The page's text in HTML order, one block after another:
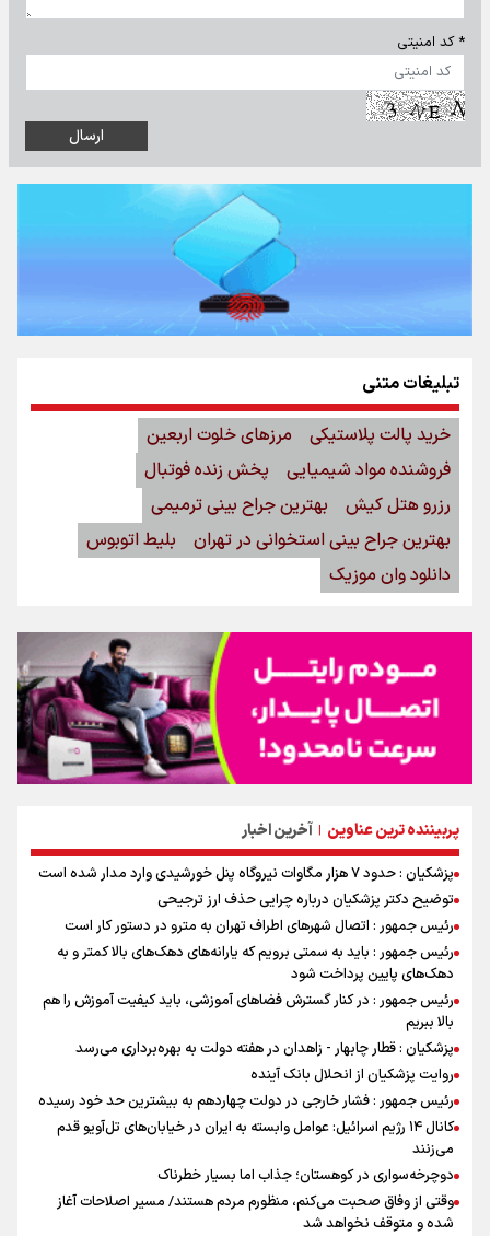
* کد امنیتی
پربیننده ترین عناوین | آخرین اخبار
پزشکیان : حدود ۷ هزار مگاوات نیروگاه پنل خورشیدی وارد مدار شده است
توضیح دکتر پزشکیان درباره چرایی حذف ارز ترجیحی
رئیس جمهور : اتصال شهرهای اطراف تهران به مترو در دستور کار است
رئیس جمهور : باید به سمتی برویم که یارانه‌های دهک‌های بالا کمتر و به
دهک‌های پایین پرداخت شود
رئیس جمهور : در کنار گسترش فضاهای آموزشی، باید کیفیت آموزش را هم
بالا ببریم
پزشکیان : قطار چابهار - زاهدان در هفته دولت به بهره‌برداری می‌رسد
روایت پزشکیان از انحلال بانک آینده
رئیس جمهور : فشار خارجی در دولت چهاردهم به بیشترین حد خود رسیده
کانال ۱۴ رژیم اسرائیل: عوامل وابسته به ایران در خیابان‌های تل‌آویو قدم
می‌زنند
دوچرخه‌سواری در کوهستان؛ جذاب اما بسیار خطرناک
وقتی از وفاق صحبت می‌کنم، منظورم مردم هستند/ مسیر اصلاحات آغاز
شده و متوقف نخواهد شد
تبلیغات متنی
خرید پالت پلاستیکی
مرزهای خلوت اربعین
فروشنده مواد شیمیایی
پخش زنده فوتبال
رزرو هتل کیش
بهترین جراح بینی ترمیمی
بهترین جراح بینی استخوانی در تهران
بلیط اتوبوس
دانلود وان موزیک